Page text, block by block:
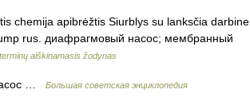
chemija apibrėžtis Siurblys su lanksčia darbine
rus. диафрагмовый насос; мембранный
aiškinamasis žodynas
… Большая советская энциклопедия